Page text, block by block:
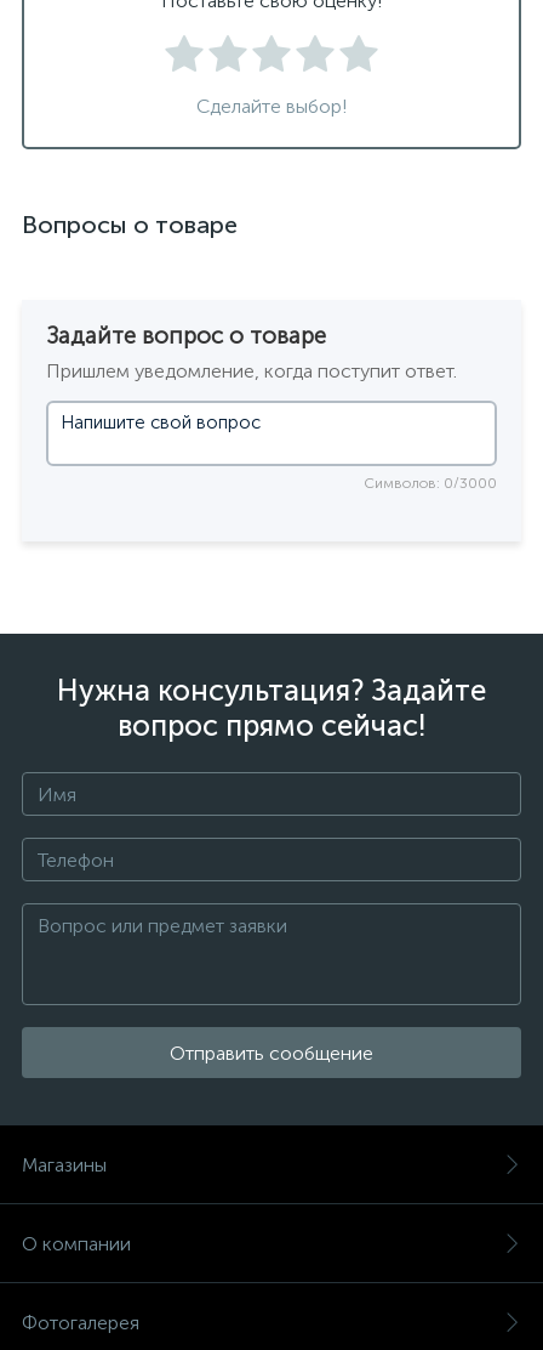
Сделайте выбор!
Вопросы о товаре
Задайте вопрос о товаре
Пришлем уведомление, когда поступит ответ.
Символов: 0/3000
Нужна консультация? Задайте
вопрос прямо сейчас!
Отправить сообщение
Магазины
О компании
Фотогалерея